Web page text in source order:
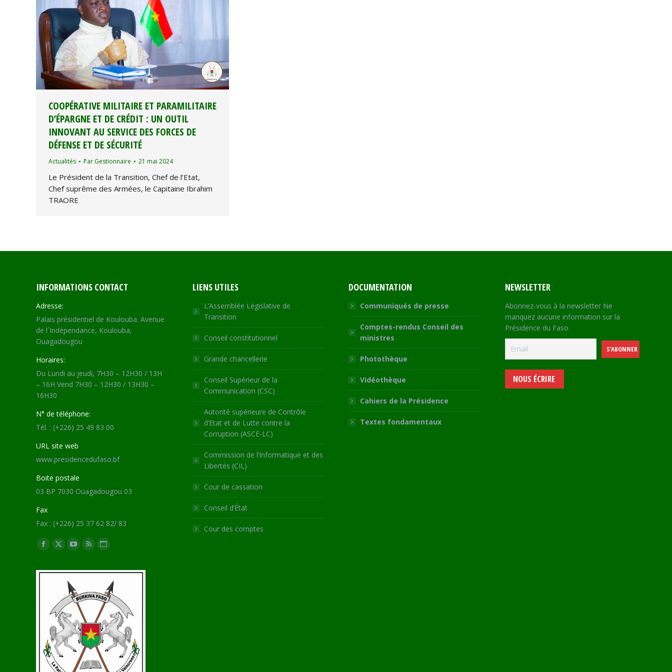
COOPÉRATIVE MILITAIRE ET PARAMILITAIRE
D’ÉPARGNE ET DE CRÉDIT : UN OUTIL
INNOVANT AU SERVICE DES FORCES DE
DÉFENSE ET DE SÉCURITÉ
Actualités Par Gestionnaire 21 mai 2024
Le Président de la Transition, Chef de l’Etat,
Chef suprême des Armées, le Capitaine Ibrahim
TRAORE
INFORMATIONS CONTACT
Adresse:
Palais présidentiel de Koulouba. Avenue
de l´Indépendance, Koulouba,
Ouagadougou
Horaires:
Du Lundi au jeudi, 7H30 – 12H30 / 13H
– 16H Vend 7H30 – 12H30 / 13H30 –
16H30
N° de téléphone:
Tél. : (+226) 25 49 83 00
URL site web
www.presidencedufaso.bf
Boite postale
03 BP 7030 Ouagadougou 03
Fax
Fax : (+226) 25 37 62 82/ 83
Trouvez nous sur :
Facebook
opens
window
X
opens
new
window
YouTube
opens
in
new
window
RSS
opens
new
window
Site
page
opens
in
new
window
LIENS UTILES
L’Assemblée Législative de
Transition
Conseil constitutionnel
Grande chancellerie
Conseil Supérieur de la
Communication (CSC)
Autorité supérieure de Contrôle
d’Etat et de Lutte contre la
Corruption (ASCE-LC)
Commission de l’Informatique et des
Libertés (CIL)
Cour de cassation
Conseil d’État
Cour des comptes
DOCUMENTATION
Communiqués de presse
Comptes-rendus Conseil des
ministres
Photothèque
Vidéothèque
Cahiers de la Présidence
Textes fondamentaux
NEWSLETTER
Abonnez-vous à la newsletter Ne
manquez aucune information sur la
Présidence du Faso
NOUS ÉCRIRE